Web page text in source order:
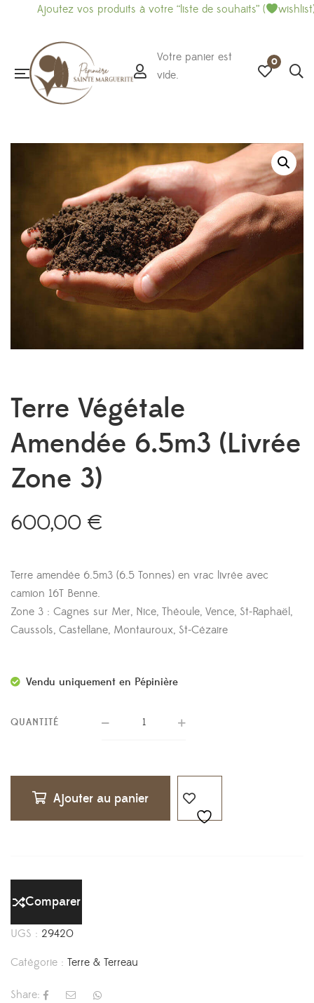
Ajoutez vos produits à votre “liste de souhaits” ( wishlist)
Votre panier est
vide.
0
Terre Végétale
Amendée 6.5m3 (Livrée
Zone 3)
600,00 €
Terre amendée 6.5m3 (6.5 Tonnes) en vrac livrée avec
camion 16T Benne.
Zone 3 : Cagnes sur Mer, Nice, Théoule, Vence, St-Raphaël,
Caussols, Castellane, Montauroux, St-Cézaire
Vendu uniquement en Pépinière
QUANTITÉ
Ajouter au panier
Comparer
UGS : 29420
Catégorie : Terre & Terreau
Share: